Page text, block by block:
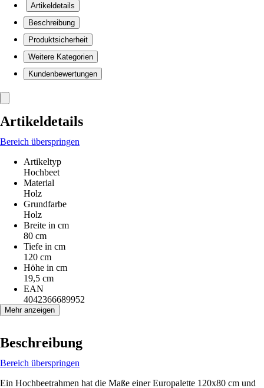
Artikeldetails
Beschreibung
Produktsicherheit
Weitere Kategorien
Kundenbewertungen
Artikeldetails
Bereich überspringen
Artikeltyp
Hochbeet
Material
Holz
Grundfarbe
Holz
Breite in cm
80 cm
Tiefe in cm
120 cm
Höhe in cm
19,5 cm
EAN
4042366689952
Mehr anzeigen
Beschreibung
Bereich überspringen
Ein Hochbeetrahmen hat die Maße einer Europalette 120x80 cm und